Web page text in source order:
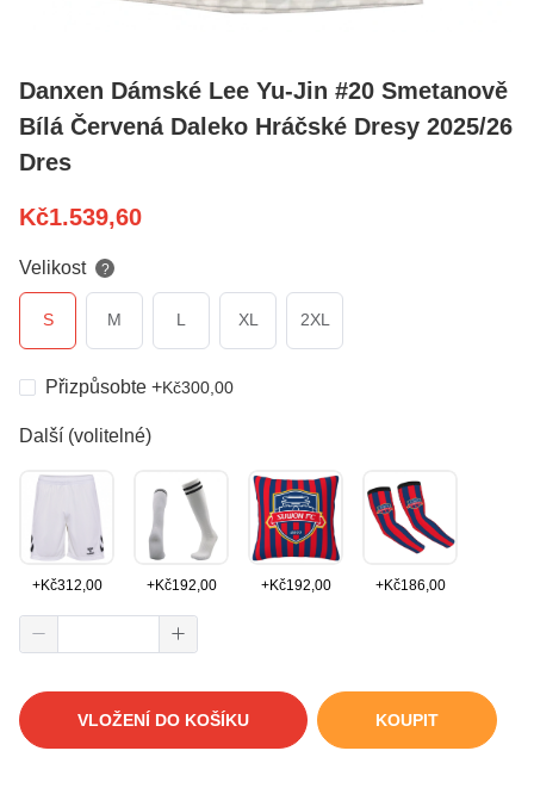
Danxen Dámské Lee Yu-Jin #20 Smetanově
Bílá Červená Daleko Hráčské Dresy 2025/26
Dres
Kč1.539,60
Velikost ?
S M L XL 2XL
Přizpůsobte +Kč300,00
Další (volitelné)
+Kč312,00 +Kč192,00 +Kč192,00 +Kč186,00
VLOŽENÍ DO KOŠÍKU KOUPIT